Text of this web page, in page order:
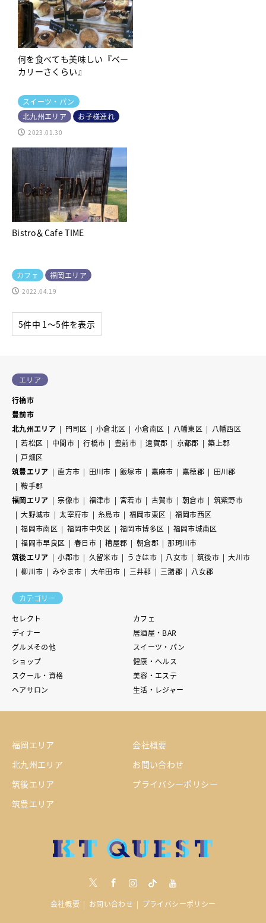
何を食べても美味しい『ベー
カリーさくらい』
スイーツ・パン
北九州エリア
お子様連れ
2023.01.30
Bistro＆Cafe TIME
カフェ 福岡エリア
2022.04.19
5件中 1〜5件を表示
エリア
行橋市
豊前市
北九州エリア
門司区 小倉北区 小倉南区 八幡東区
八幡西区
若松区
中間市 行橋市 豊前市 遠賀郡 京都郡
築上郡
戸畑区
筑豊エリア
直方市 田川市 飯塚市 嘉麻市 嘉穂郡
田川郡
鞍手郡
福岡エリア
宗像市 福津市 宮若市 古賀市 朝倉市
筑紫野市
大野城市
太宰府市 糸島市 福岡市東区
福岡市西区
福岡市南区
福岡市中央区 福岡市博多区
福岡市城南区
福岡市早良区
春日市 糟屋郡 朝倉郡
那珂川市
筑後エリア
小郡市 久留米市 うきは市 八女市 筑後市
大川市
柳川市
みやま市 大牟田市 三井郡 三潴郡 八女郡
カテゴリー
セレクト
カフェ
ディナー
居酒屋・BAR
グルメその他
スイーツ・パン
ショップ
健康・ヘルス
スクール・資格
美容・エステ
ヘアサロン
生活・レジャー
福岡エリア
北九州エリア
筑後エリア
筑豊エリア
会社概要
お問い合わせ
プライバシーポリシー
Instagramtiktock youtube
会社概要 お問い合わせ プライバシーポリシー